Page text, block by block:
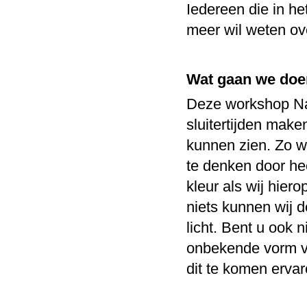
Iedereen die in
meer wil weten
Wat gaan we
Deze workshop
sluitertijden
kunnen zien. Zo
te denken door
kleur als wij
niets kunnen wij
licht. Bent u ook
onbekende vorm
dit te komen